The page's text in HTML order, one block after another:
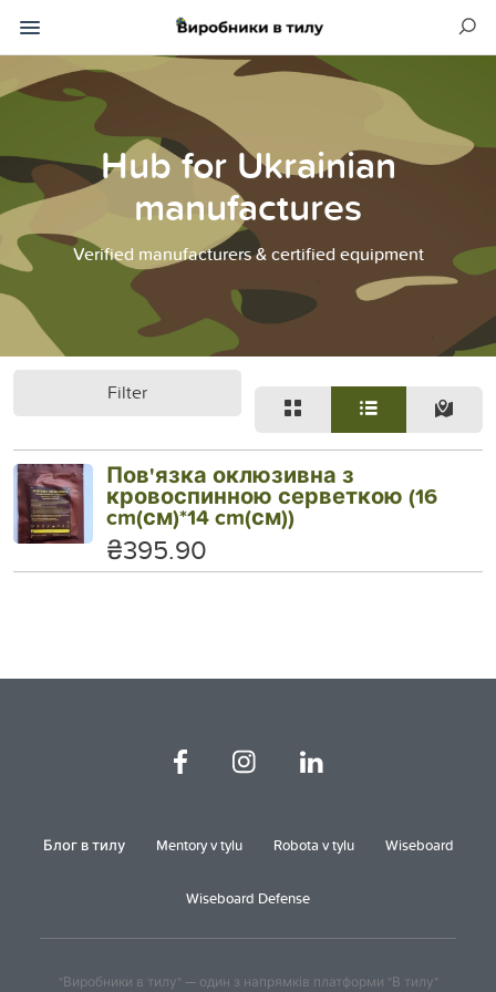
Hub for Ukrainian
manufactures
Verified manufacturers & certified equipment
Filter
Пов'язка оклюзивна з
кровоспинною серветкою (16
cm(см)*14 cm(см))
₴395.90
Блог в тилу Mentory v tylu Robota v tylu Wiseboard
Wiseboard Defense
"Виробники в тилу" — один з напрямків платформи "В тилу"